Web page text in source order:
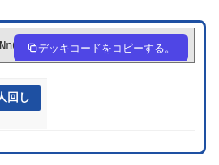
デッキコードをコピーする。
回し